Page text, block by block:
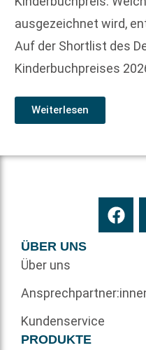
ausgezeichnet wird,
Auf der Shortlist des
Kinderbuchpreises
Weiterlesen
ÜBER UNS
Über uns
Kundenservice
PRODUKTE